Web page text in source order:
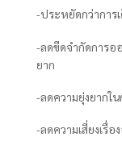
-ประหยัดกว่ากา
-ลดขีดจำกัดการอ
ยาก
-ลดความยุ่งยากใ
-ลดความเสี่ยงเรื่